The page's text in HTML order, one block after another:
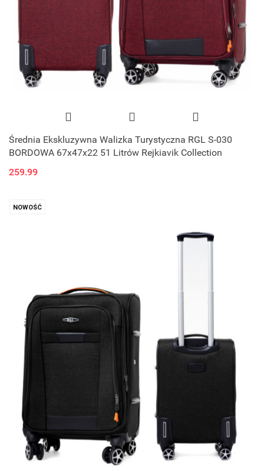
Średnia Ekskluzywna Walizka Turystyczna RGL S-030
BORDOWA 67x47x22 51 Litrów Rejkiavik Collection
259.99
NOWOŚĆ